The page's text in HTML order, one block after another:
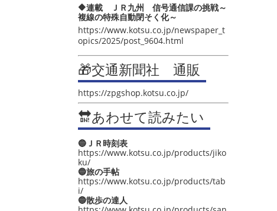
🔶連載 ＪＲ九州 信号通信課の挑戦～
複線の特殊自動閉そく化～
https://www.kotsu.co.jp/newspaper_t
opics/2025/post_9604.html
🎁交通新聞社 通販
https://zpgshop.kotsu.co.jp/
🔛あわせて読みたい
🔵ＪＲ時刻表
https://www.kotsu.co.jp/products/jiko
ku/
🔵旅の手帖
https://www.kotsu.co.jp/products/tab
i/
🔵散歩の達人